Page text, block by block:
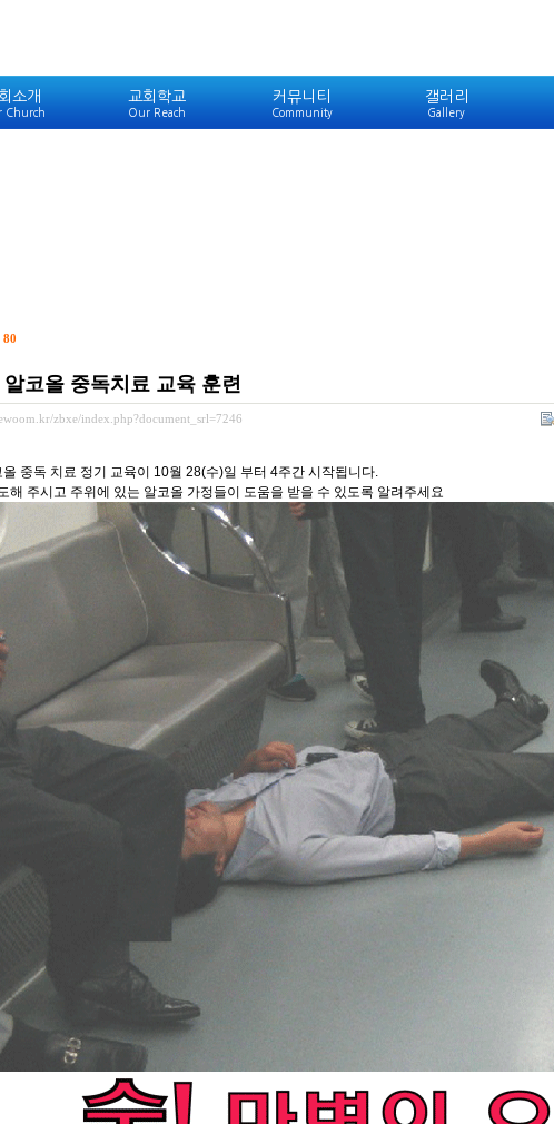
소개
Church
교회학교
Our Reach
커뮤니티
Community
갤러리
Gallery
80
코올 중독치료 교육 훈련
zbxe/index.php?document_srl=7246
올 중독 치료 정기 교육이 10월 28(수)일 부터 4주간 시작됩니다.
해 주시고 주위에 있는 알코올 가정들이 도움을 받을 수 있도록 알려주세요